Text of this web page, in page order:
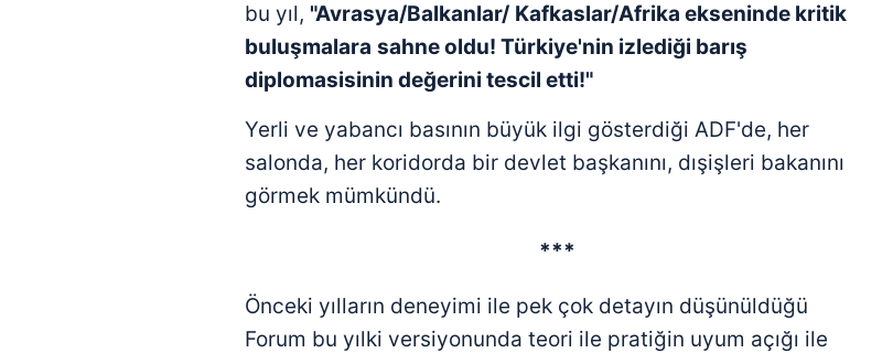
bu yıl, "Avrasya/Balkanlar/ Kafkaslar/Afrika ekseninde kritik
buluşmalara sahne oldu! Türkiye'nin izlediği barış
diplomasisinin değerini tescil etti!"
Yerli ve yabancı basının büyük ilgi gösterdiği ADF'de, her
salonda, her koridorda bir devlet başkanını, dışişleri bakanını
görmek mümkündü.
***
Önceki yılların deneyimi ile pek çok detayın düşünüldüğü
Forum bu yılki versiyonunda teori ile pratiğin uyum açığı ile